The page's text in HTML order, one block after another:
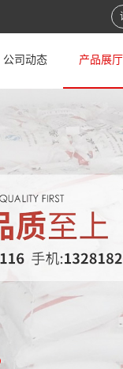
公司动态 产品展厅